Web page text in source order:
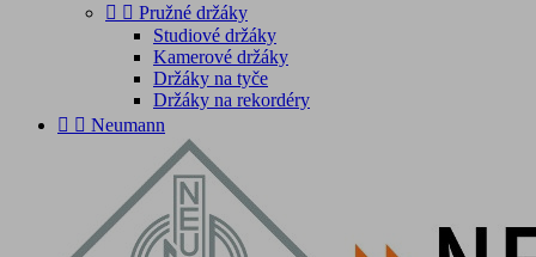
  Pružné držáky
Studiové držáky
Kamerové držáky
Držáky na tyče
Držáky na rekordéry
  Neumann